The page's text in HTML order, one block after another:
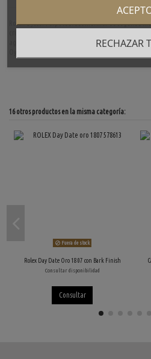
Rolex Oyster Perpetual Submariner de segunda
agujas luminiscentes, fecha a las 3. Mecanismo
16 otros productos en la misma categoría:
Fuera de stock
Rolex Day Date Oro 1807 con Bark Finish
Consultar disponibilidad
Consultar
RECHAZAR